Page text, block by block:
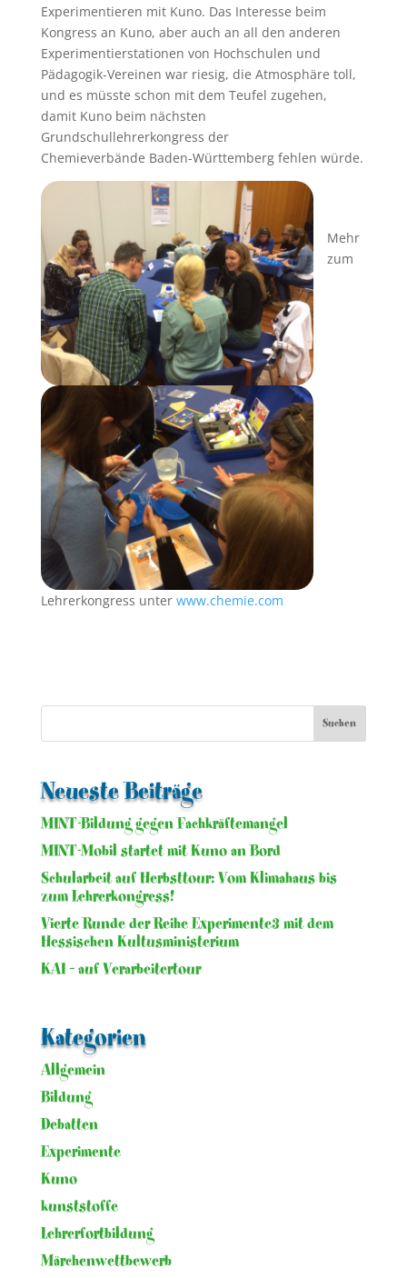
Experimentieren mit Kuno. Das Interesse beim
Kongress an Kuno, aber auch an all den anderen
Experimentierstationen von Hochschulen und
Pädagogik-Vereinen war riesig, die Atmosphäre toll,
und es müsste schon mit dem Teufel zugehen,
damit Kuno beim nächsten
Grundschullehrerkongress der
Chemieverbände Baden-Württemberg fehlen würde.
Mehr
zum
Lehrerkongress unter www.chemie.com
Neueste Beiträge
MINT-Bildung gegen Fachkräftemangel
MINT-Mobil startet mit Kuno an Bord
Schularbeit auf Herbsttour: Vom Klimahaus bis
zum Lehrerkongress!
Vierte Runde der Reihe Experimente3 mit dem
Hessischen Kultusministerium
KAI – auf Verarbeitertour
Kategorien
Allgemein
Bildung
Debatten
Experimente
Kuno
kunststoffe
Lehrerfortbildung
Märchenwettbewerb